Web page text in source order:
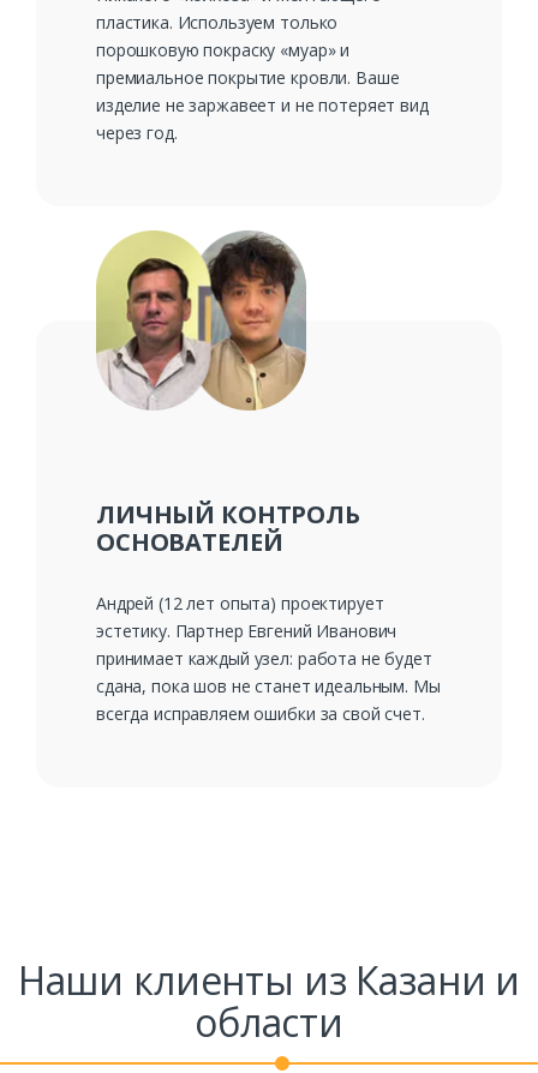
пластика. Используем только
порошковую покраску «муар» и
премиальное покрытие кровли. Ваше
изделие не заржавеет и не потеряет вид
через год.
ЛИЧНЫЙ КОНТРОЛЬ
ОСНОВАТЕЛЕЙ
Андрей (12 лет опыта) проектирует
эстетику. Партнер Евгений Иванович
принимает каждый узел: работа не будет
сдана, пока шов не станет идеальным. Мы
всегда исправляем ошибки за свой счет.
Наши клиенты из Казани и
области